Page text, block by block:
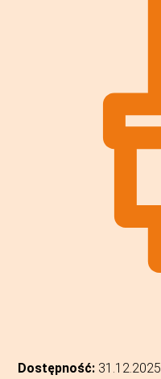
Dostępność: 31.12.2025